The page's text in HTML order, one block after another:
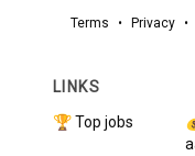
Terms • Privacy •
LINKS
🏆 Top jobs